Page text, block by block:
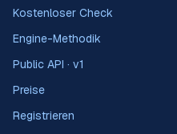
Kostenloser Check
Engine-Methodik
Public API · v1
Preise
Registrieren